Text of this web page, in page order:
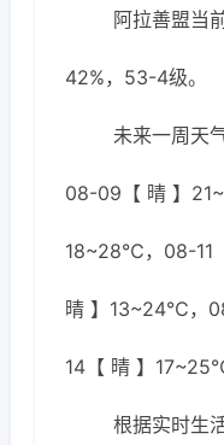
阿拉善盟当
42%，53-4级。
未来一周天
08-09【 晴 】
18~28℃，08-11
晴 】13~24℃，
14【 晴 】
根据实时生